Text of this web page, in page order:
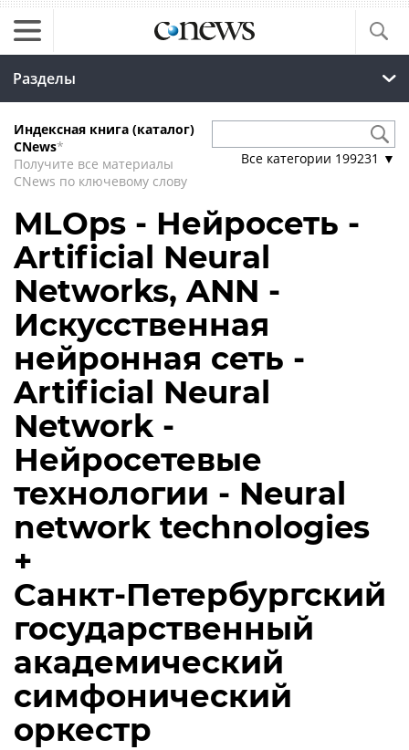
Разделы
Индексная книга (каталог)
CNews*
Получите все материалы
CNews по ключевому слову
Все категории 199231 ▼
MLOps - Нейросеть -
Artificial Neural
Networks, ANN -
Искусственная
нейронная сеть -
Artificial Neural
Network -
Нейросетевые
технологии - Neural
network technologies
+
Санкт-Петербургский
государственный
академический
симфонический
оркестр